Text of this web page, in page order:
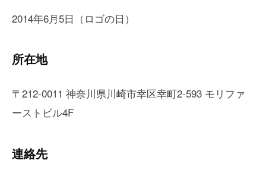
2014年6月5日（ロゴの日）
所在地
〒212-0011 神奈川県川崎市幸区幸町2-593 モリファ
ーストビル4F
連絡先